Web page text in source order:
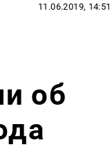
11.06.2019, 14:51
об